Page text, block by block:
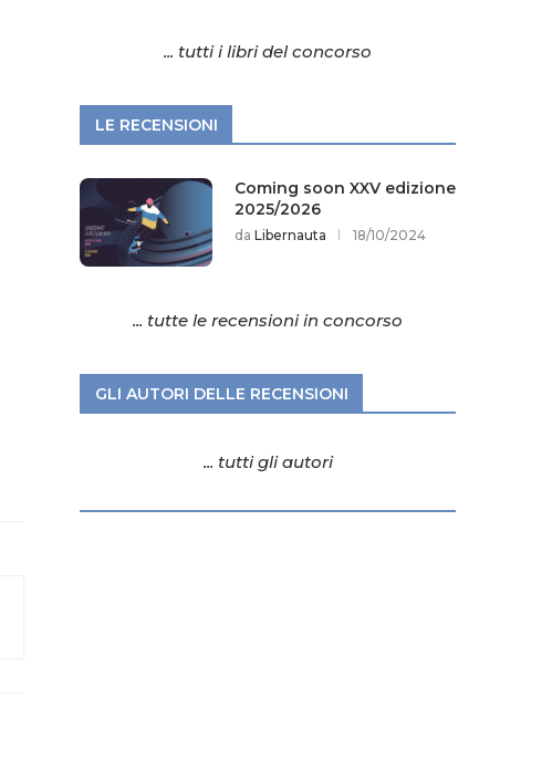
... tutti i libri del concorso
LE RECENSIONI
Coming soon XXV edizione
2025/2026
da Libernauta 18/10/2024
... tutte le recensioni in concorso
GLI AUTORI DELLE RECENSIONI
... tutti gli autori